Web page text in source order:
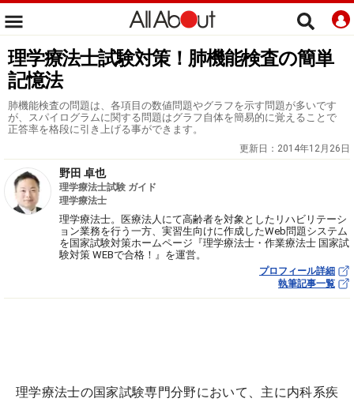
理学療法士試験対策！肺機能検査の簡単
記憶法
肺機能検査の問題は、各項目の数値問題やグラフを示す問題が多いです
が、スパイログラムに関する問題はグラフ自体を簡易的に覚えることで
正答率を格段に引き上げる事ができます。
更新日： 2014年12月26日
野田 卓也
理学療法士試験 ガイド
理学療法士
理学療法士。医療法人にて高齢者を対象としたリハビリテーシ
ョン業務を行う一方、実習生向けに作成したWeb問題システム
を国家試験対策ホームページ『理学療法士・作業療法士 国家試
験対策 WEBで合格！』を運営。
プロフィール詳細
執筆記事一覧
理学療法士の国家試験専門分野において、主に内科系疾